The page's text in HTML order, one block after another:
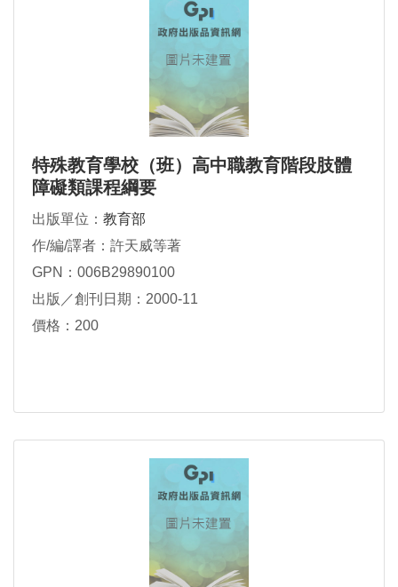
特殊教育學校（班）高中職教育階段肢體
障礙類課程綱要
出版單位： 教育部
作/編/譯者：許天威等著
GPN：006B29890100
出版／創刊日期：2000-11
價格：200